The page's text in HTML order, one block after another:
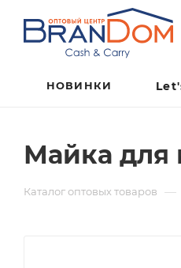
НОВИНКИ
Майка для
Каталог оптовых товаров —